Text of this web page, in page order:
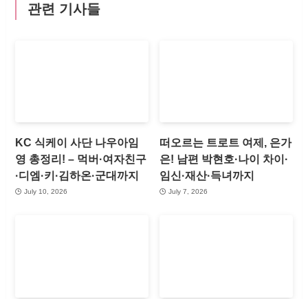
관련 기사들
KC 식케이 사단 나우아임
영 총정리! – 먹버·여자친구
·디엠·키·김하온·군대까지
July 10, 2026
떠오르는 트로트 여제, 은가
은! 남편 박현호·나이 차이·
임신·재산·득녀까지
July 7, 2026